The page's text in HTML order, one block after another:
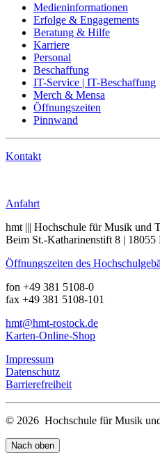
Medieninformationen
Erfolge & Engagements
Beratung & Hilfe
Karriere
Personal
Beschaffung
IT-Service | IT-Beschaffung
Merch & Mensa
Öffnungszeiten
Pinnwand
Kontakt
Anfahrt
hmt ||| Hochschule für Musik und
Beim St.-Katharinenstift 8 | 18055
Öffnungszeiten des
fon +49 381 5108-0
fax +49 381 5108-101
hmt@hmt-rostock.de
Karten-Online-Shop
Impressum
Datenschutz
Barrierefreiheit
© 2026 Hochschule für Musik
Nach oben